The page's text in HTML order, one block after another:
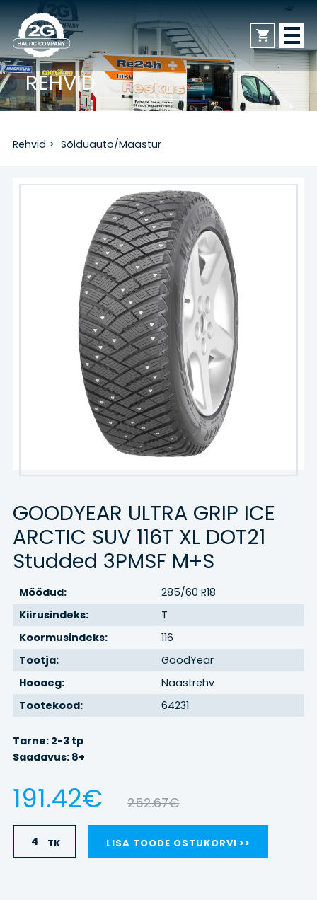
REHVID
Sõiduauto/Maastur
Veoauto
Mootorratas
Kaubik
Agro/tööstus
Veljed
VELJED
Hinnakiri
Rehvitööd
Õlivahetus
Rehvihotell
BRONEERI
REHVIVAHETUS
LOGI SISSE
Rehvid > Sõiduauto/Maastur
GOODYEAR ULTRA GRIP ICE
ARCTIC SUV 116T XL DOT21
Studded 3PMSF M+S
Mõõdud:
285/60 R18
Kiirusindeks:
T
Koormusindeks:
116
Tootja:
GoodYear
Hooaeg:
Naastrehv
Tootekood:
64231
Tarne: 2-3 tp
Saadavus: 8+
191.42€ 252.67€
TK LISA TOODE OSTUKORVI